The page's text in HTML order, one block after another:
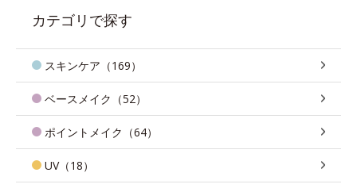
カテゴリで探す
スキンケア（169）
ベースメイク（52）
ポイントメイク（64）
UV（18）